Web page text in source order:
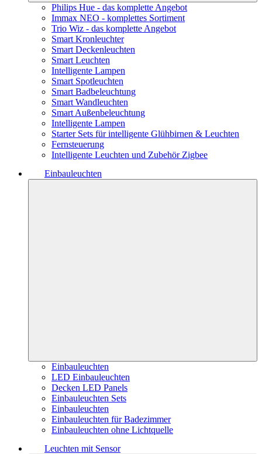
Philips Hue - das komplette Angebot
Immax NEO - komplettes Sortiment
Trio Wiz - das komplette Angebot
Smart Kronleuchter
Smart Deckenleuchten
Smart Leuchten
Intelligente Lampen
Smart Spotleuchten
Smart Badbeleuchtung
Smart Wandleuchten
Smart Außenbeleuchtung
Intelligente Lampen
Starter Sets für intelligente Glühbirnen & Leuchten
Fernsteuerung
Intelligente Leuchten und Zubehör Zigbee
Einbauleuchten
Einbauleuchten
LED Einbauleuchten
Decken LED Panels
Einbauleuchten Sets
Einbauleuchten
Einbauleuchten für Badezimmer
Einbauleuchten ohne Lichtquelle
Leuchten mit Sensor